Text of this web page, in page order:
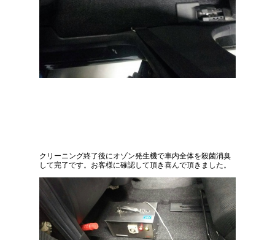
クリーニング終了後にオゾン発生機で車内全体を殺菌消臭
して完了です。お客様に確認して頂き喜んで頂きました。